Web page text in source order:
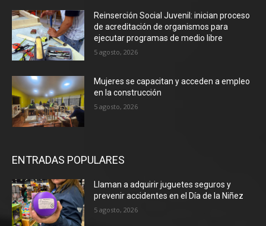
Reinserción Social Juvenil: inician proceso
de acreditación de organismos para
ejecutar programas de medio libre
5 agosto, 2026
Mujeres se capacitan y acceden a empleo
en la construcción
5 agosto, 2026
ENTRADAS POPULARES
Llaman a adquirir juguetes seguros y
prevenir accidentes en el Día de la Niñez
5 agosto, 2026